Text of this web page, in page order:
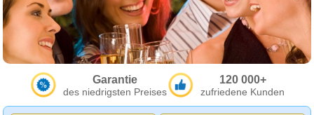
Garantie
des niedrigsten Preises
120 000+
zufriedene Kunden